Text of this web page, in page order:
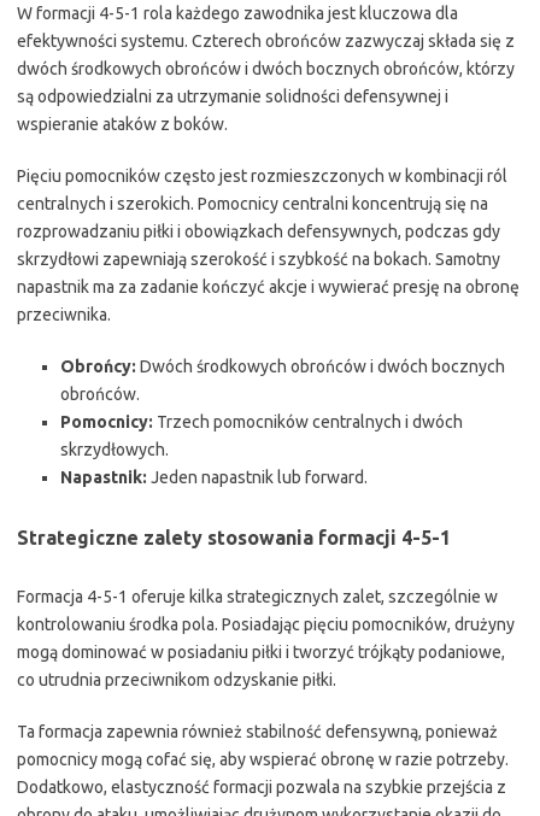
W formacji 4-5-1 rola każdego zawodnika jest kluczowa dla
efektywności systemu. Czterech obrońców zazwyczaj składa się z
dwóch środkowych obrońców i dwóch bocznych obrońców, którzy
są odpowiedzialni za utrzymanie solidności defensywnej i
wspieranie ataków z boków.
Pięciu pomocników często jest rozmieszczonych w kombinacji ról
centralnych i szerokich. Pomocnicy centralni koncentrują się na
rozprowadzaniu piłki i obowiązkach defensywnych, podczas gdy
skrzydłowi zapewniają szerokość i szybkość na bokach. Samotny
napastnik ma za zadanie kończyć akcje i wywierać presję na obronę
przeciwnika.
Obrońcy: Dwóch środkowych obrońców i dwóch bocznych
obrońców.
Pomocnicy: Trzech pomocników centralnych i dwóch
skrzydłowych.
Napastnik: Jeden napastnik lub forward.
Strategiczne zalety stosowania formacji 4-5-1
Formacja 4-5-1 oferuje kilka strategicznych zalet, szczególnie w
kontrolowaniu środka pola. Posiadając pięciu pomocników, drużyny
mogą dominować w posiadaniu piłki i tworzyć trójkąty podaniowe,
co utrudnia przeciwnikom odzyskanie piłki.
Ta formacja zapewnia również stabilność defensywną, ponieważ
pomocnicy mogą cofać się, aby wspierać obronę w razie potrzeby.
Dodatkowo, elastyczność formacji pozwala na szybkie przejścia z